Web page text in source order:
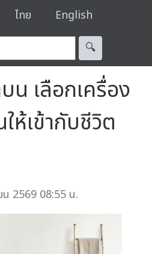
ไทย English
🔍︎
น เลือกเครื่อง
ห้เข้ากับชีวิต
2569 08:55 น.